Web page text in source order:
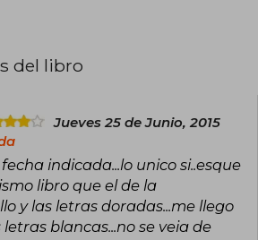
novela, Carrie (1974). Desde entonces,
Bachman, con títulos emblemáticos
resplandor, IT, Misery, La torre oscura,
de ellos adaptados exitosamente al
televisión. Su narrativa, caracterizada
los rincones más oscuros de la
y de la sociedad, ha vendido
500 millones de ejemplares y ha sido
del libro
Jueves 25 de Junio, 2015
indicada...lo unico si..esque
libro que el de la
y las letras doradas...me llego
blancas...no se veia de